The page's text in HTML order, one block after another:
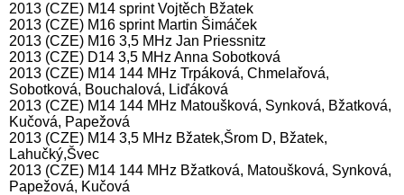
2013 (CZE) M14 sprint Vojtěch Bžatek
2013 (CZE) M16 sprint Martin Šimáček
2013 (CZE) M16 3,5 MHz Jan Priessnitz
2013 (CZE) D14 3,5 MHz Anna Sobotková
2013 (CZE) M14 144 MHz Trpáková, Chmelařová,
Sobotková, Bouchalová, Liďáková
2013 (CZE) M14 144 MHz Matoušková, Synková, Bžatková,
Kučová, Papežová
2013 (CZE) M14 3,5 MHz Bžatek,Šrom D, Bžatek,
Lahučký,Švec
2013 (CZE) M14 144 MHz Bžatková, Matoušková, Synková,
Papežová, Kučová